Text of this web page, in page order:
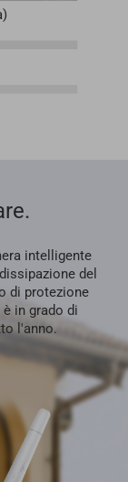
intelligente
del
di protezione
in grado di
l'anno.